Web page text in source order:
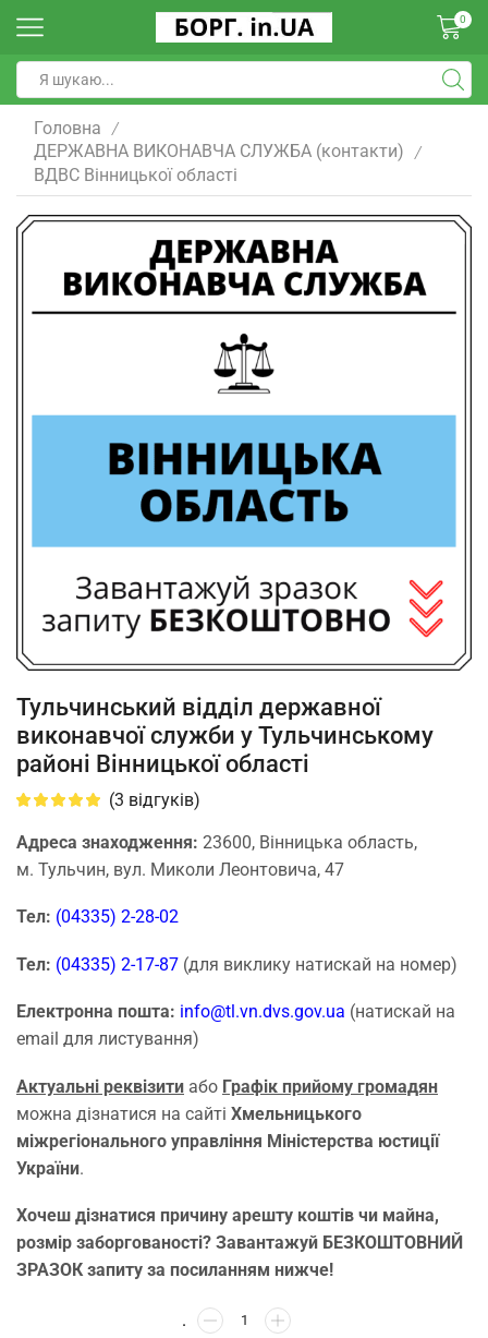
0
Головна /
ДЕРЖАВНА ВИКОНАВЧА СЛУЖБА (контакти) /
ВДВС Вінницької області
Тульчинський відділ державної
виконавчої служби у Тульчинському
районі Вінницької області
(3 відгуків)
Адреса знаходження: 23600, Вінницька область,
м. Тульчин, вул. Миколи Леонтовича, 47
Тел: (04335) 2-28-02
Тел: (04335) 2-17-87 (для виклику натискай на номер)
Електронна пошта: info@tl.vn.dvs.gov.ua (натискай на
email для листування)
Актуальні реквізити або Графік прийому громадян
можна дізнатися на сайті Хмельницького
міжрегіонального управління Міністерства юстиції
України.
Хочеш дізнатися причину арешту коштів чи майна,
розмір заборгованості? Завантажуй БЕЗКОШТОВНИЙ
ЗРАЗОК запиту за посиланням нижче!